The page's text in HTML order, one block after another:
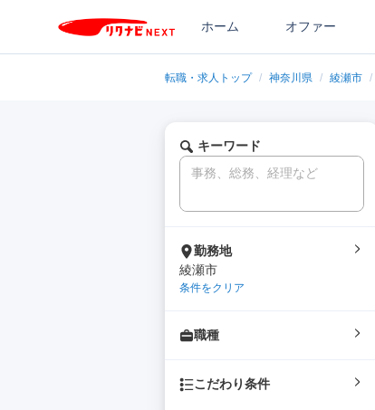
ホーム オファー
転職・求人トップ / 神奈川県 / 綾瀬市 /
キーワード
勤務地
綾瀬市
条件をクリア
職種
こだわり条件